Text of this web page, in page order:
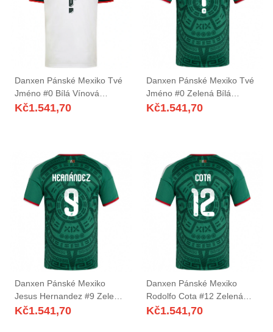
Danxen Pánské Mexiko Tvé
Jméno #0 Bílá Vínová
Zelená Daleko Hráčské
Kč1.541,70
Danxen Pánské Mexiko Tvé
Jméno #0 Zelená Bílá
Červená Domů Hráčské
Kč1.541,70
Danxen Pánské Mexiko
Jesus Hernandez #9 Zelená
Bílá Červená Domů Hráčské
Kč1.541,70
Danxen Pánské Mexiko
Rodolfo Cota #12 Zelená
Bílá Červená Domů Hráčské
Kč1.541,70